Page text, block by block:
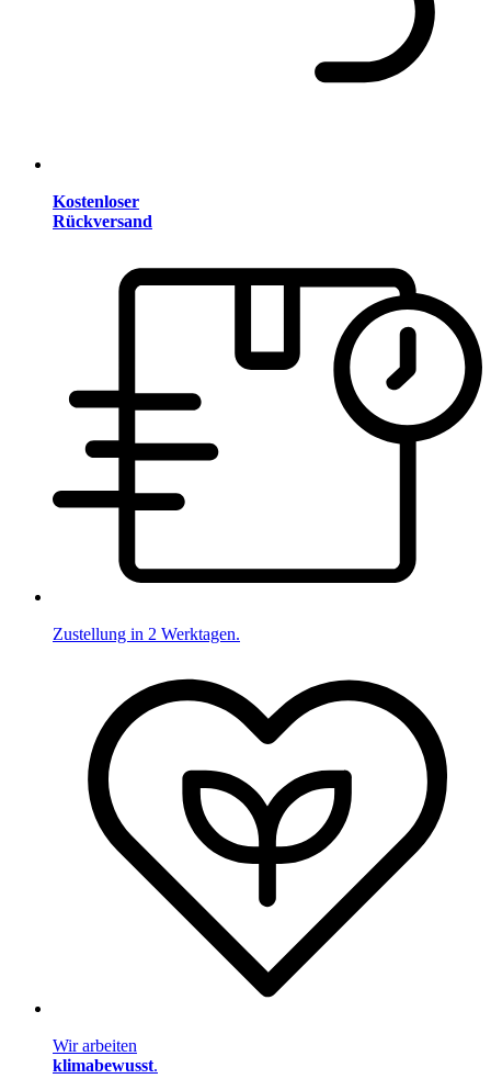
Kostenloser
Rückversand
Zustellung in 2 Werktagen.
Wir arbeiten
klimabewusst.